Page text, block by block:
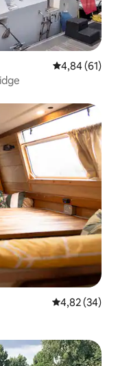
4,84 av 5 i
4,84 (61)
4,82 av 5 i
4,82 (34)